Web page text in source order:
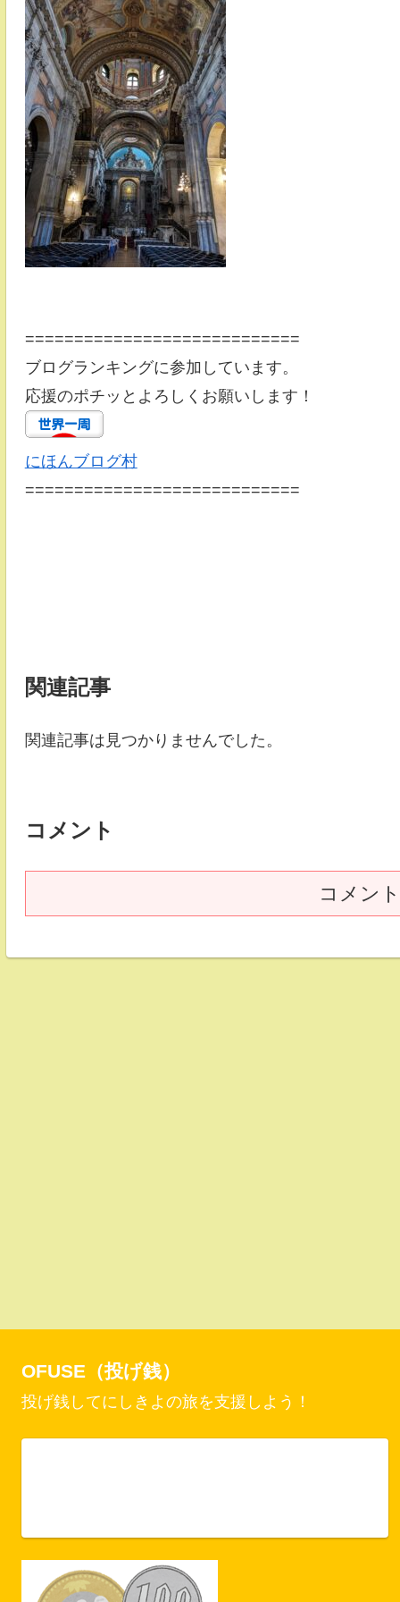
============================
ブログランキングに参加しています。
応援のポチッとよろしくお願いします！
にほんブログ村
============================
関連記事
関連記事は見つかりませんでした。
コメント
コメン
OFUSE（投げ銭）
投げ銭してにしきよの旅を支援しよう！